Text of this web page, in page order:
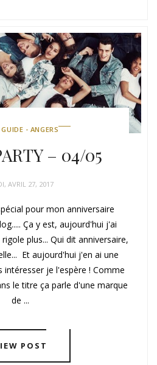
- ANGERS
– 04/05
AVRIL 27, 2017
pour mon anniversaire
Ça y est, aujourd'hui j'ai
plus... Qui dit anniversaire,
Et aujourd'hui j'en ai une
intéresser je l'espère ! Comme
le titre ça parle d'une marque
de ...
POST